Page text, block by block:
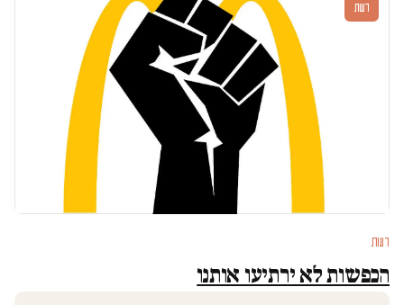
דעות
דעות
הכפשות לא ירתיעו אותנו